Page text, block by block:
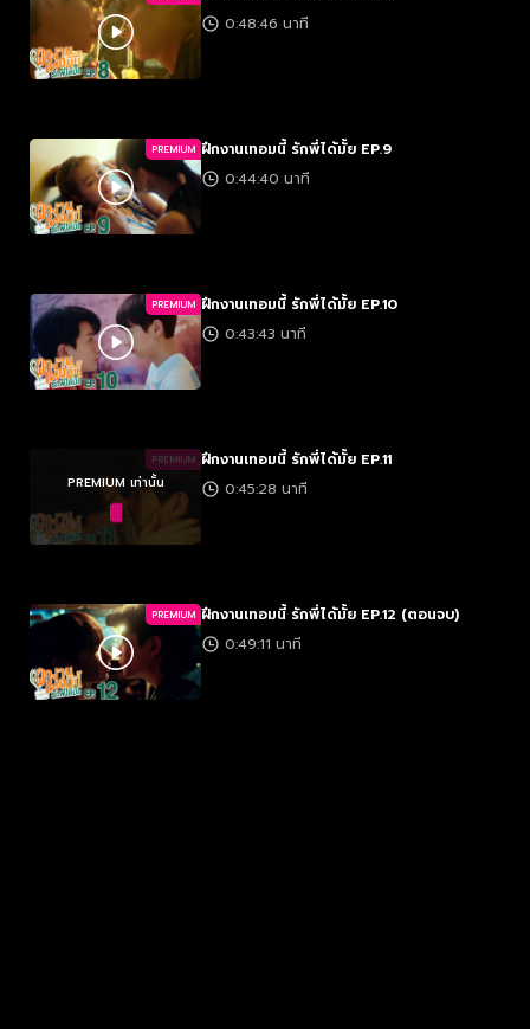
0:48:46 นาที
PREMIUM ฝึกงานเทอมนี้ รักพี่ได้มั้ย EP.9
0:44:40 นาที
PREMIUM ฝึกงานเทอมนี้ รักพี่ได้มั้ย EP.10
0:43:43 นาที
PREMIUM
PREMIUM เท่านั้น
ฝึกงานเทอมนี้ รักพี่ได้มั้ย EP.11
0:45:28 นาที
PREMIUM ฝึกงานเทอมนี้ รักพี่ได้มั้ย EP.12 (ตอนจบ)
0:49:11 นาที